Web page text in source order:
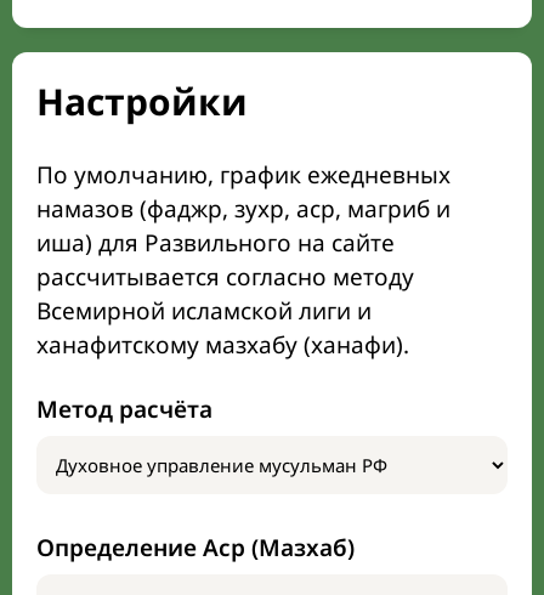
Настройки
По умолчанию, график ежедневных
намазов (фаджр, зухр, аср, магриб и
иша) для Развильного на сайте
рассчитывается согласно методу
Всемирной исламской лиги и
ханафитскому мазхабу (ханафи).
Метод расчёта
Определение Аср (Мазхаб)